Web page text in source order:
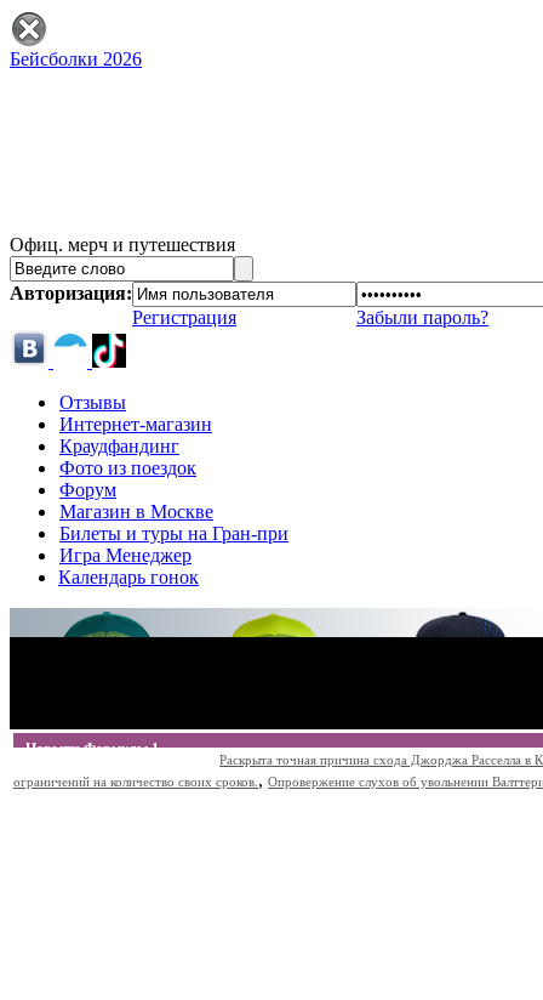
Бейсболки 2026
Офиц. мерч и путешествия
Авторизация:
Регистрация
Забыли пароль?
Отзывы
Интернет-магазин
Краудфандинг
Фото из поездок
Форум
Магазин в Москве
Билеты и туры на Гран-при
Игра Менеджер
Календарь гонок
Новости Формулы 1
Раскрыта точная причина схода Джорджа Расселла в
ограничений на количество своих сроков. , Опровержение слухов об увольнении